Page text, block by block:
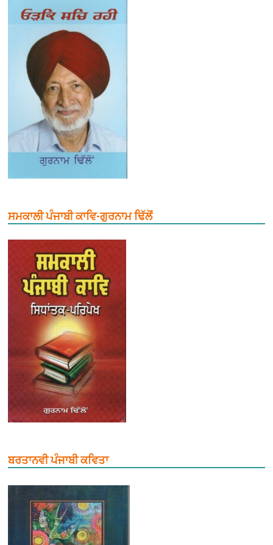
ਸਮਕਾਲੀ ਪੰਜਾਬੀ ਕਾਵਿ-ਗੁਰਨਾਮ ਢਿੱਲੋਂ
ਬਰਤਾਨਵੀ ਪੰਜਾਬੀ ਕਵਿਤਾ